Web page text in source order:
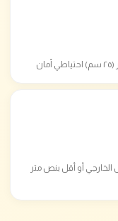
أو أقل بنص متر